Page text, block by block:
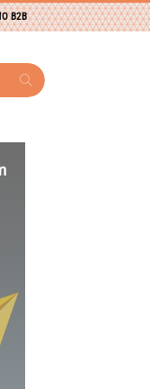
B2B
Pretraga